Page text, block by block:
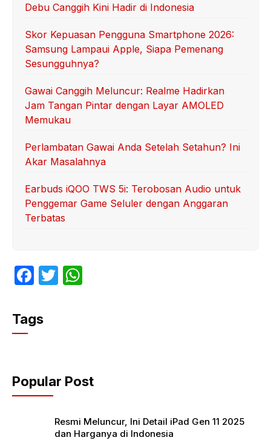
Debu Canggih Kini Hadir di Indonesia
Skor Kepuasan Pengguna Smartphone 2026:
Samsung Lampaui Apple, Siapa Pemenang
Sesungguhnya?
Gawai Canggih Meluncur: Realme Hadirkan
Jam Tangan Pintar dengan Layar AMOLED
Memukau
Perlambatan Gawai Anda Setelah Setahun? Ini
Akar Masalahnya
Earbuds iQOO TWS 5i: Terobosan Audio untuk
Penggemar Game Seluler dengan Anggaran
Terbatas
F
c
e
o
o
T
p
p
Tags
Popular Post
Resmi Meluncur, Ini Detail iPad Gen 11 2025
dan Harganya di Indonesia